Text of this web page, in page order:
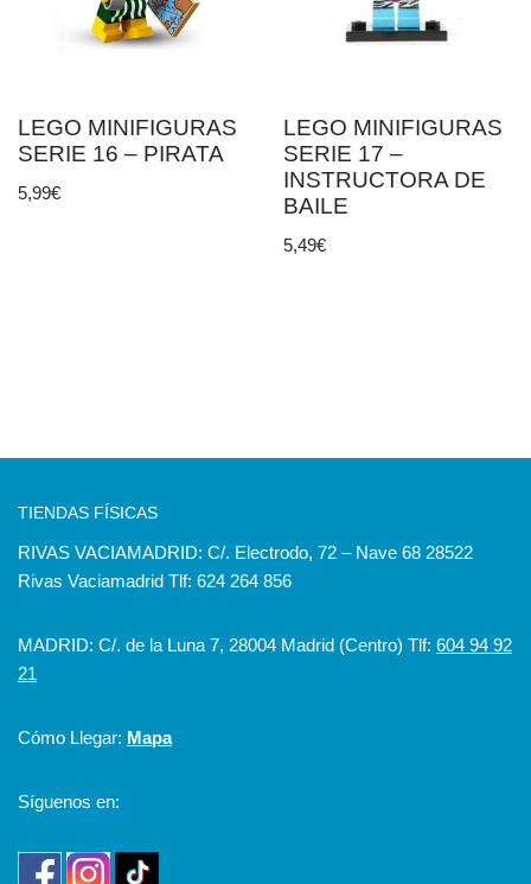
LEGO MINIFIGURAS
SERIE 16 – PIRATA
5,99€
LEGO MINIFIGURAS
SERIE 17 –
INSTRUCTORA DE
BAILE
5,49€
TIENDAS FÍSICAS
RIVAS VACIAMADRID: C/. Electrodo, 72 – Nave 68 28522
Rivas Vaciamadrid Tlf: 624 264 856
MADRID: C/. de la Luna 7, 28004 Madrid (Centro) Tlf: 604 94 92
21
Cómo Llegar: Mapa
Síguenos en: